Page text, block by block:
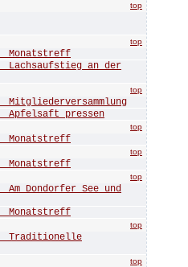
top
top
an der
top
pressen
top
top
top
See und
top
top